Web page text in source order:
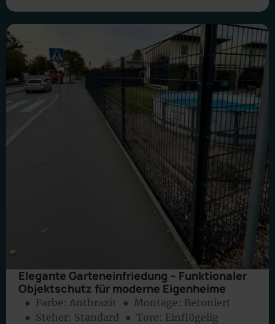
Elegante Garteneinfriedung – Funktionaler
Objektschutz für moderne Eigenheime
● Farbe: Anthrazit ● Montage: Betoniert
● Steher: Standard
● Tore: Einflügelig